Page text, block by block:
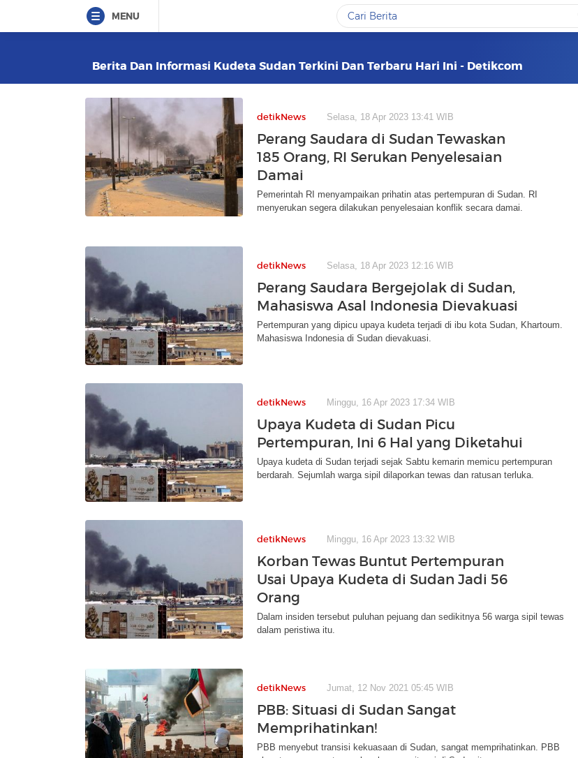
MENU
Berita Dan Informasi Kudeta Sudan Terkini Dan Terbaru Hari Ini - Detikcom
detikNews Selasa, 18 Apr 2023 13:41 WIB
Perang Saudara di Sudan Tewaskan
185 Orang, RI Serukan Penyelesaian
Damai
Pemerintah RI menyampaikan prihatin atas pertempuran di Sudan. RI
menyerukan segera dilakukan penyelesaian konflik secara damai.
detikNews Selasa, 18 Apr 2023 12:16 WIB
Perang Saudara Bergejolak di Sudan,
Mahasiswa Asal Indonesia Dievakuasi
Pertempuran yang dipicu upaya kudeta terjadi di ibu kota Sudan, Khartoum.
Mahasiswa Indonesia di Sudan dievakuasi.
detikNews Minggu, 16 Apr 2023 17:34 WIB
Upaya Kudeta di Sudan Picu
Pertempuran, Ini 6 Hal yang Diketahui
Upaya kudeta di Sudan terjadi sejak Sabtu kemarin memicu pertempuran
berdarah. Sejumlah warga sipil dilaporkan tewas dan ratusan terluka.
detikNews Minggu, 16 Apr 2023 13:32 WIB
Korban Tewas Buntut Pertempuran
Usai Upaya Kudeta di Sudan Jadi 56
Orang
Dalam insiden tersebut puluhan pejuang dan sedikitnya 56 warga sipil tewas
dalam peristiwa itu.
detikNews Jumat, 12 Nov 2021 05:45 WIB
PBB: Situasi di Sudan Sangat
Memprihatinkan!
PBB menyebut transisi kekuasaan di Sudan, sangat memprihatinkan. PBB